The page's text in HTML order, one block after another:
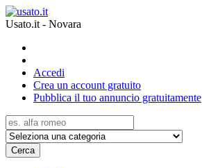
Usato.it - Novara
Accedi
Crea un account gratuito
Pubblica il tuo annuncio gratuitamente
Cerca